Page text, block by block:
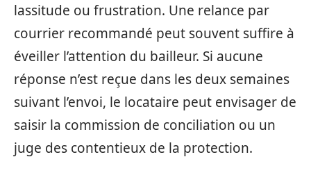
lassitude ou frustration. Une relance par
courrier recommandé peut souvent suffire à
éveiller l’attention du bailleur. Si aucune
réponse n’est reçue dans les deux semaines
suivant l’envoi, le locataire peut envisager de
saisir la commission de conciliation ou un
juge des contentieux de la protection.